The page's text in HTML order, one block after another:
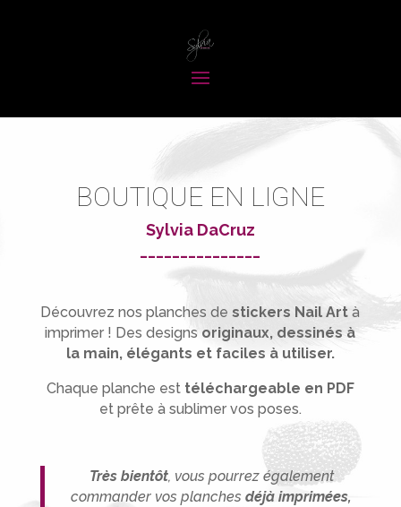
BOUTIQUE EN LIGNE
Sylvia DaCruz
_______________
Découvrez nos planches destickers Nail Art à
imprimer ! Des designs originaux, dessinés à
la main, élégants et faciles à utiliser.
Chaque planche est téléchargeable en PDF
et prête à sublimer vos poses.
Très bientôt, vous pourrez également
commander vos planchesdéjà imprimées,